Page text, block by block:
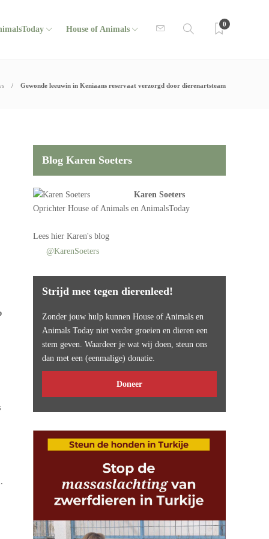
House of Animals
0
Gewonde leeuwin in Keniaans reservaat verzorgd door dierenartsteam
Blog Karen Soeters
Karen Soeters
OprichterHouse of Animals en AnimalsToday
Leeshier Karen's blog
@KarenSoeters
Strijd mee tegen dierenleed!
Zonder jouw hulp kunnen House of Animals en
Animals Today niet verder groeien en dieren een
stem geven. Waardeer je wat wij doen, steun ons
dan met een (eenmalige) donatie.
Doneer